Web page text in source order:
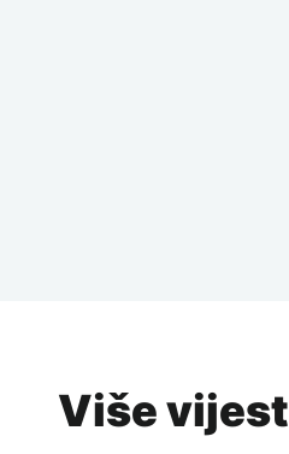
Više